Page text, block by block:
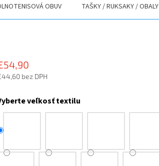
OBUV TAŠKY / RUKSAKY / OBALY
bez DPH
veľkosť textilu